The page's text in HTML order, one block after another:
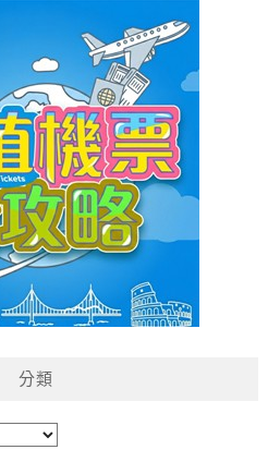
分類